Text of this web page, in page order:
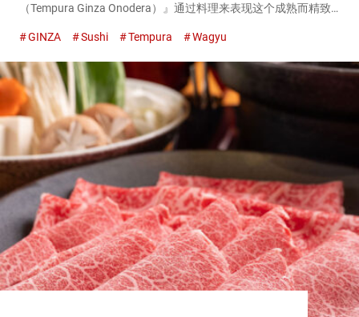
（Tempura Ginza Onodera）』通过料理来表现这个成熟而精致
妇罗 银座小野寺 东银座店（Tempura ...
GINZA Sushi Tempura Wagyu